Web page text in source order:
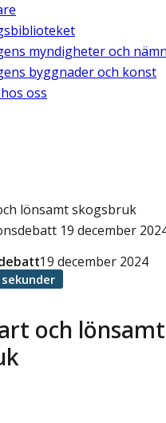
myndigheter och
byggnader och konst
oss
lönsamt skogsbruk
19 december
och lönsamt
19 december 2024